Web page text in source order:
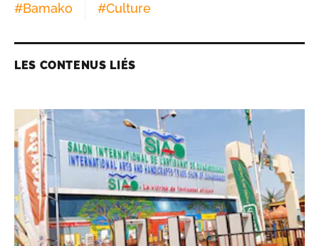
#Bamako #Culture
LES CONTENUS LIÉS